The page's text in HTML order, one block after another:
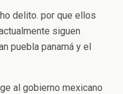
delito. por que ellos
siguen
puebla panamá y el
al gobierno mexicano